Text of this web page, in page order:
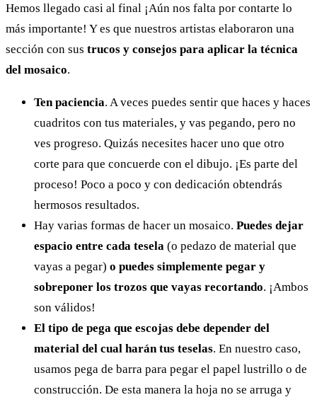
Hemos llegado casi al final ¡Aún nos falta por contarte lo
más importante! Y es que nuestros artistas elaboraron una
sección con sus trucos y consejos para aplicar la técnica
del mosaico.
Ten paciencia. A veces puedes sentir que haces y haces
cuadritos con tus materiales, y vas pegando, pero no
ves progreso. Quizás necesites hacer uno que otro
corte para que concuerde con el dibujo. ¡Es parte del
proceso! Poco a poco y con dedicación obtendrás
hermosos resultados.
Hay varias formas de hacer un mosaico. Puedes dejar
espacio entre cada tesela (o pedazo de material que
vayas a pegar) o puedes simplemente pegar y
sobreponer los trozos que vayas recortando. ¡Ambos
son válidos!
El tipo de pega que escojas debe depender del
material del cual harán tus teselas. En nuestro caso,
usamos pega de barra para pegar el papel lustrillo o de
construcción. De esta manera la hoja no se arruga y